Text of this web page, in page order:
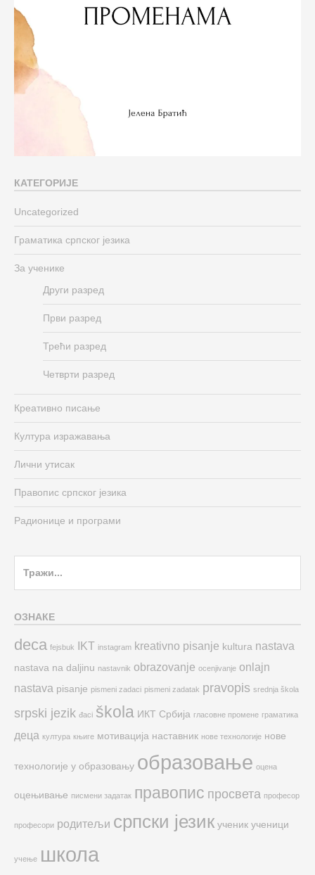
КАТЕГОРИЈЕ
Uncategorized
Граматика српског језика
За ученике
Други разред
Први разред
Трећи разред
Четврти разред
Креативно писање
Култура изражавања
Лични утисак
Правопис српског језика
Радионице и програми
ОЗНАКЕ
deca fejsbuk IKT instagram kreativno pisanje kultura nastava
nastava na daljinu nastavnik obrazovanje ocenjivanje onlajn
nastava pisanje pismeni zadaci pismeni zadatak pravopis srednja škola
srpski jezik đaci škola ИКТ Србија гласовне промене граматика
деца култура књиге мотивација наставник нове технологије нове
технологије у образовању образовање оцена
оцењивање писмени задатак правопис просвета професор
професори родитељи српски језик ученик ученици
учење школа